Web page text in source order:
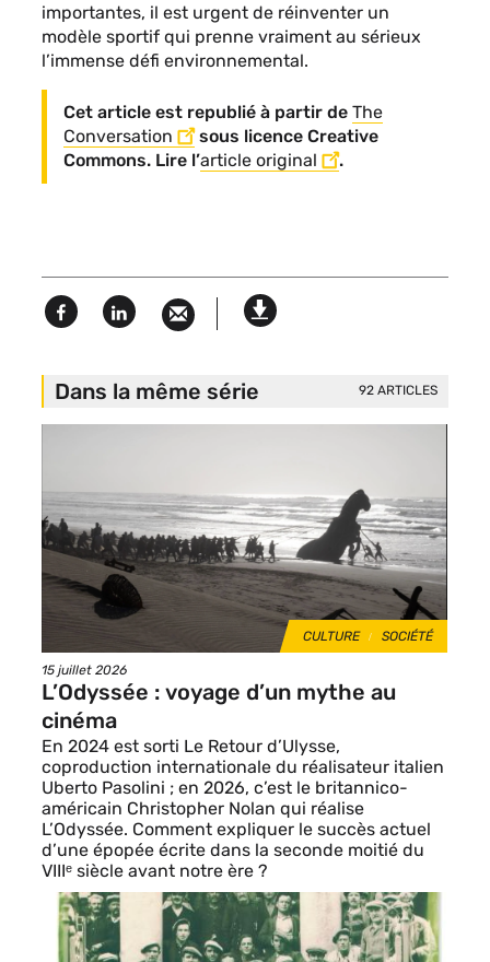
importantes, il est urgent de réinventer un
modèle sportif qui prenne vraiment au sérieux
l’immense défi environnemental.
Cet article est republié à partir de The
Conversation
sous licence Creative
Commons. Lire l’article original .
FacebookLinked
Dans la même série 92 ARTICLES
THÈMES
CULTURE SOCIÉTÉ
Date
de
publication
15 juillet 2026
L’Odyssée : voyage d’un mythe au
cinéma
En 2024 est sorti Le Retour d’Ulysse,
coproduction internationale du réalisateur italien
Uberto Pasolini ; en 2026, c’est le britannico-
américain Christopher Nolan qui réalise
L’Odyssée. Comment expliquer le succès actuel
d’une épopée écrite dans la seconde moitié du
VIIIᵉ siècle avant notre ère ?
Image
de
vignette